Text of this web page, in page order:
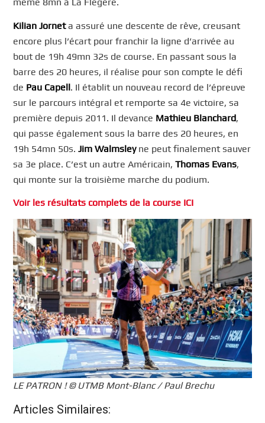
Kilian Jorneta assuré une descente de rêve, creusant
encore plus l’écart pour franchir la ligne d’arrivée au
bout de 19h 49mn 32s de course. En passant sous la
barre des 20 heures, il réalise pour son compte le défi
de Pau Capell. Il établit un nouveau record de l’épreuve
sur le parcours intégral et remporte sa 4e victoire, sa
première depuis 2011. Il devance Mathieu Blanchard,
qui passe également sous la barre des 20 heures, en
19h 54mn 50s.Jim Walmsleyne peut finalement sauver
sa 3e place. C’est un autre Américain,Thomas Evans,
qui monte sur la troisième marche du podium.
Voir les résultats complets de la course ICI
LE PATRON ! © UTMB Mont-Blanc / Paul Brechu
Articles Similaires: